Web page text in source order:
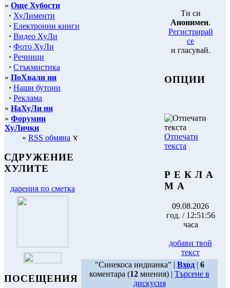
» Още Хубости
· ХуЛименти
· Електронни книги
· Видео ХуЛи
· Фото ХуЛи
· Речници
· Стъкмистика
» ПоХвали ни
· Наши бутони
· Реклама
» НаХуЛи ни
» Форумни
ХуЛички
» RSS обмяна
СДРУЖЕНИЕ
ХУЛИТЕ
дарения по сметка
ПОСЕЩЕНИЯ
Ти си
Анонимен.
Регистрирай
се
и гласувай.
ОПЦИИ
Отпечати
текста
Р Е К Л А
М А
09.08.2026
год. / 12:51:56
часа
добави твой
текст
"Синекоса индианка" | Вход| 6
коментара (12 мнения) | Търсене в
дискусия